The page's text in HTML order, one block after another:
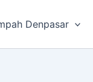
Denpasar